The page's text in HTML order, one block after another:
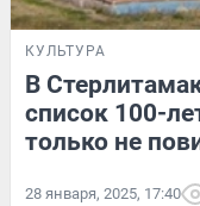
КУЛЬТУРА
В
список 100-
только не
28 января, 2025, 17:40